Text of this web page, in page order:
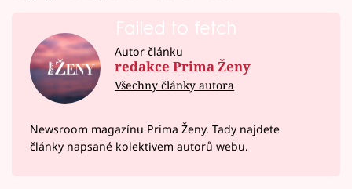
Failed to fetch
Autor článku
redakce Prima Ženy
Všechny články autora
Newsroom magazínu Prima Ženy. Tady najdete
články napsané kolektivem autorů webu.